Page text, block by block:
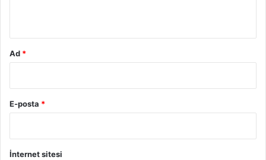
Ad *
E-posta *
İnternet sitesi